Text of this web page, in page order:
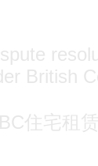
British
住宅租